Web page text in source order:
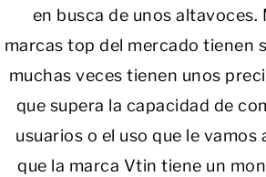
en busca de unos altavoces.
marcas top del mercado tienen
muchas veces tienen unos
que supera la capacidad de
usuarios o el uso que le vamos
que la marca Vtin tiene un